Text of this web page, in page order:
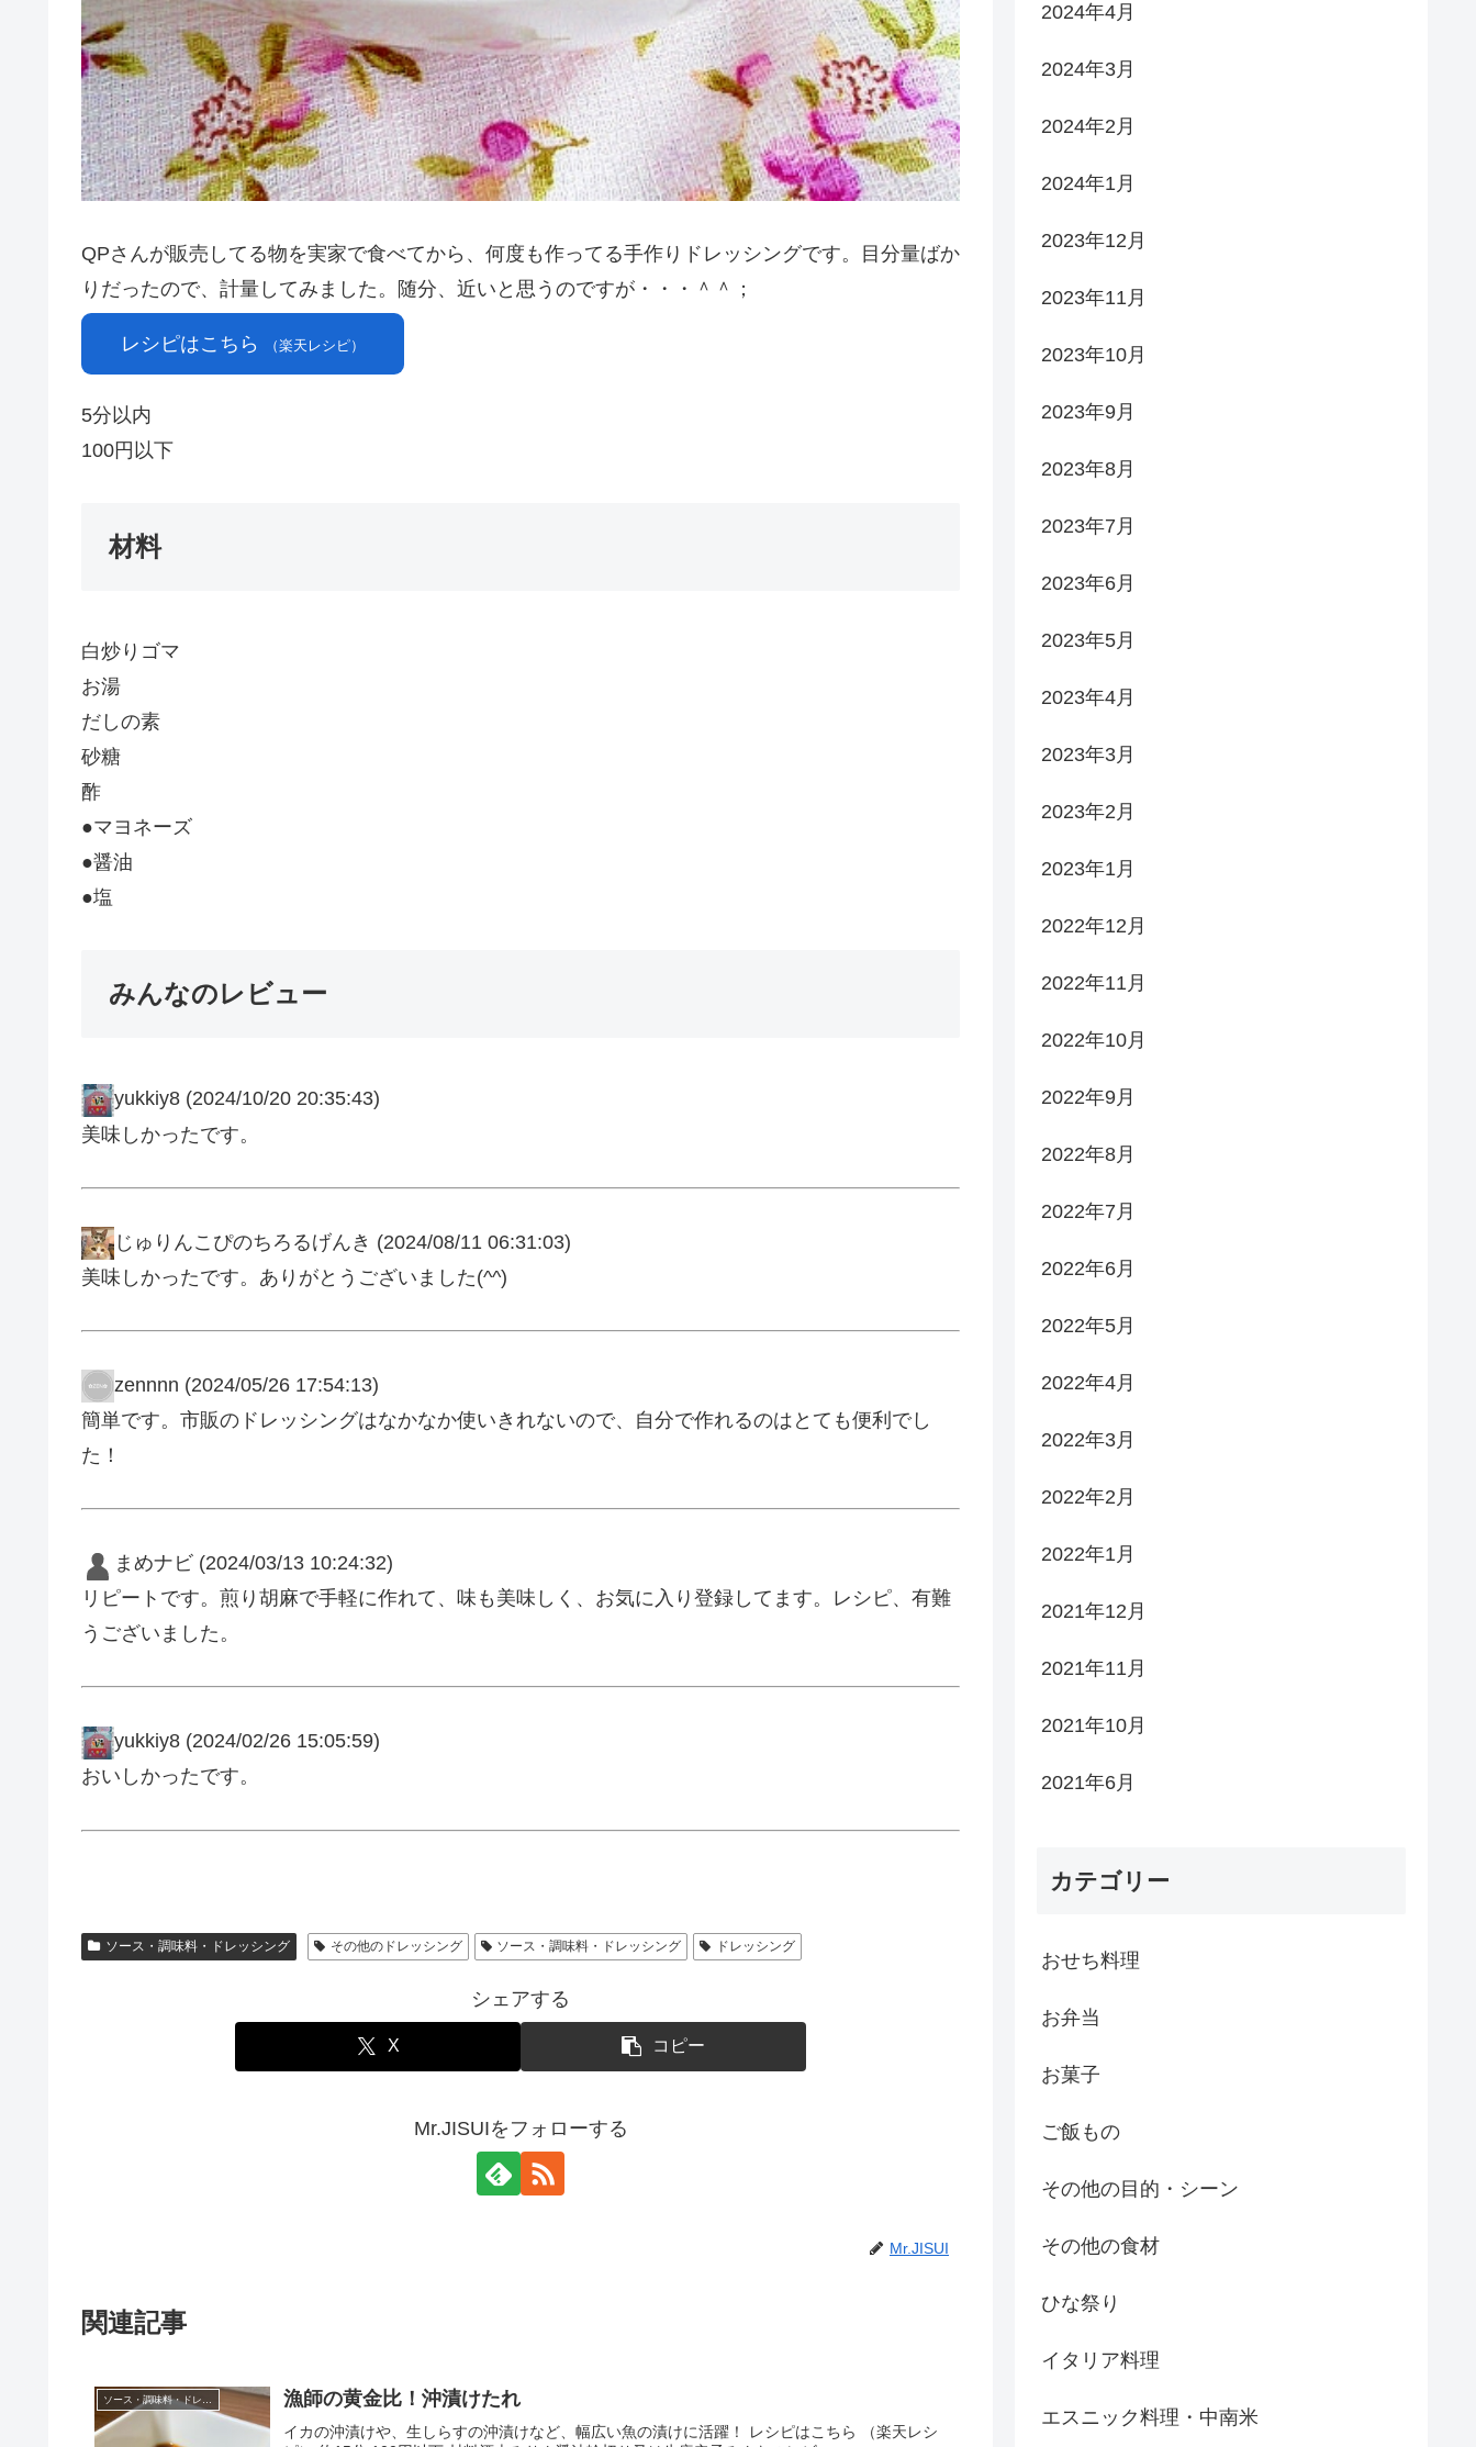
QPさんが販売してる物を実家で食べてから、何度も作ってる手作りドレッシングです。目分量ばか
りだったので、計量してみました。随分、近いと思うのですが・・・＾＾；
レシピはこちら （楽天レシピ）
5分以内
100円以下
材料
白炒りゴマ
お湯
だしの素
砂糖
酢
●マヨネーズ
●醤油
●塩
みんなのレビュー
yukkiy8 (2024/10/20 20:35:43)
美味しかったです。
じゅりんこぴのちろるげんき (2024/08/11 06:31:03)
美味しかったです。ありがとうございました(^^)
zennnn (2024/05/26 17:54:13)
簡単です。市販のドレッシングはなかなか使いきれないので、自分で作れるのはとても便利でし
た！
まめナビ (2024/03/13 10:24:32)
リピートです。煎り胡麻で手軽に作れて、味も美味しく、お気に入り登録してます。レシピ、有難
うございました。
yukkiy8 (2024/02/26 15:05:59)
おいしかったです。
ソース・調味料・ドレッシング その他のドレッシング ソース・調味料・ドレッシング ドレッシング
シェアする
X コピー
Mr.JISUIをフォローする
Mr.JISUI
関連記事
漁師の黄金比！沖漬けたれ
イカの沖漬けや、生しらすの沖漬けなど、幅広い魚の漬けに活躍！ レシピはこちら （楽天レシ
2024年4月
2024年3月
2024年2月
2024年1月
2023年12月
2023年11月
2023年10月
2023年9月
2023年8月
2023年7月
2023年6月
2023年5月
2023年4月
2023年3月
2023年2月
2023年1月
2022年12月
2022年11月
2022年10月
2022年9月
2022年8月
2022年7月
2022年6月
2022年5月
2022年4月
2022年3月
2022年2月
2022年1月
2021年12月
2021年11月
2021年10月
2021年6月
カテゴリー
おせち料理
お弁当
お菓子
ご飯もの
その他の目的・シーン
その他の食材
ひな祭り
イタリア料理
エスニック料理・中南米